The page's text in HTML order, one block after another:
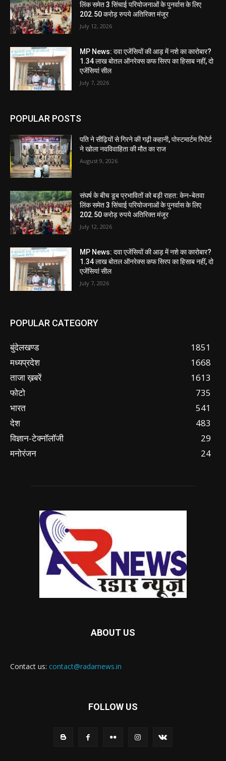
लिंक समेत 3 सिंचाई परियोजनाओं के पुनर्वास के लिए
202.50 करोड़ रुपये अतिरिक्त मंजूर
July 12, 2026
MP News: दवा एजेंसियों की आड़ में नशे का कारोबार?
1.34 लाख बोतल ऑनरेक्स कफ सिरप का हिसाब नहीं, दो
एजेंसियां सील
July 7, 2026
POPULAR POSTS
पति ने सीढ़ियों से गिरने की गढ़ी कहानी, पोस्टमार्टम रिपोर्ट
ने खोला नवविवाहिता की मौत का राज
August 9, 2026
संघर्ष के बीच डूब प्रभावितों को बड़ी राहत: केन-बेतवा
लिंक समेत 3 सिंचाई परियोजनाओं के पुनर्वास के लिए
202.50 करोड़ रुपये अतिरिक्त मंजूर
July 12, 2026
MP News: दवा एजेंसियों की आड़ में नशे का कारोबार?
1.34 लाख बोतल ऑनरेक्स कफ सिरप का हिसाब नहीं, दो
एजेंसियां सील
July 7, 2026
POPULAR CATEGORY
बुंदेलखण्ड
1851
मध्यप्रदेश
1668
ताजा ख़बरें
1613
फोटो
735
भारत
541
देश
483
विज्ञान-टेक्नॉलॉजी
29
मनोरंजन
24
ABOUT US
Contact us: contact@radarnews.in
FOLLOW US